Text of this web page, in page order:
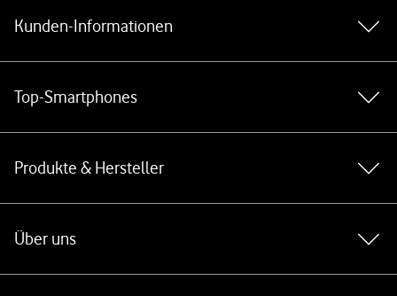
Kunden-Informationen
Top-Smartphones
Produkte & Hersteller
Über uns